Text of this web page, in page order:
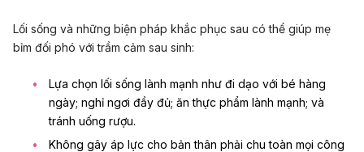
Lối sống và những biện pháp khắc phục sau có thể giúp mẹ
bỉm đối phó với trầm cảm sau sinh:
Lựa chọn lối sống lành mạnh như đi dạo với bé hàng
ngày; nghỉ ngơi đầy đủ; ăn thực phẩm lành mạnh; và
tránh uống rượu.
Không gây áp lực cho bản thân phải chu toàn mọi công